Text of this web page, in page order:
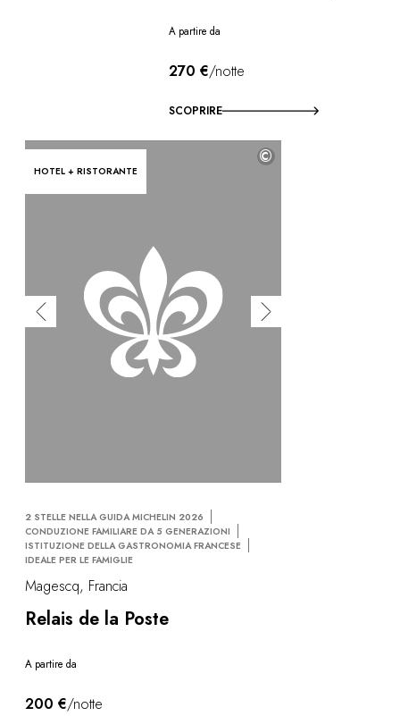
A partire da
270 €/notte
SCOPRIRE
HOTEL + RISTORANTE
©
2 STELLE NELLA GUIDA MICHELIN 2026
CONDUZIONE FAMILIARE DA 5 GENERAZIONI
ISTITUZIONE DELLA GASTRONOMIA FRANCESE
IDEALE PER LE FAMIGLIE
Magescq, Francia
Relais de la Poste
A partire da
200 €/notte